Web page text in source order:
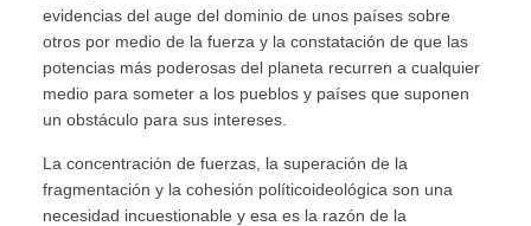
evidencias del auge del dominio de unos países sobre
otros por medio de la fuerza y la constatación de que las
potencias más poderosas del planeta recurren a cualquier
medio para someter a los pueblos y países que suponen
un obstáculo para sus intereses.
La concentración de fuerzas, la superación de la
fragmentación y la cohesión políticoideológica son una
necesidad incuestionable y esa es la razón de la